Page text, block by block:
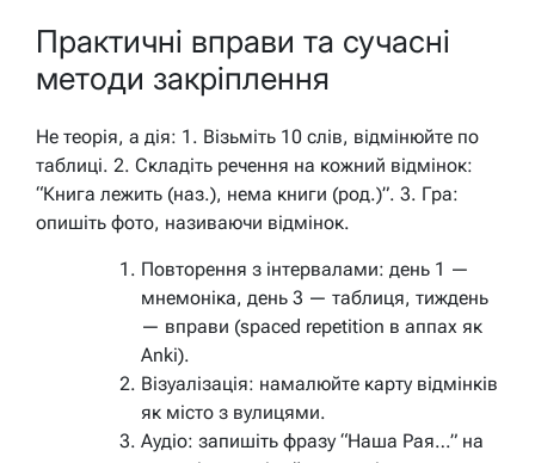
Практичні вправи та сучасні
методи закріплення
Не теорія, а дія: 1. Візьміть 10 слів, відмінюйте по
таблиці. 2. Складіть речення на кожний відмінок:
“Книга лежить (наз.), нема книги (род.)”. 3. Гра:
опишіть фото, називаючи відмінок.
Повторення з інтервалами: день 1 —
мнемоніка, день 3 — таблиця, тиждень
— вправи (spaced repetition в аппах як
Anki).
Візуалізація: намалюйте карту відмінків
як місто з вулицями.
Аудіо: запишіть фразу “Наша Рая…” на